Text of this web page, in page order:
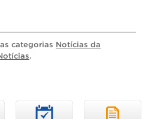
categorias Notícias da
.